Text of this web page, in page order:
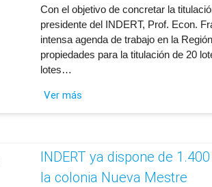
​Con el objetivo de concretar la
presidente del INDERT, Prof. Econ.
intensa agenda de trabajo en la
propiedades para la titulación de 20
lotes…
Ver más
INDERT ya dispone de
la colonia Nueva Mestre